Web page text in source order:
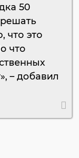
50
что это
что
– добавил